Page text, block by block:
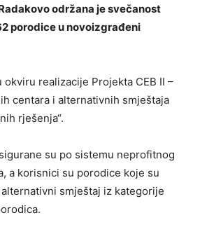
održana je svečanost
porodice u novoizgrađeni
okviru realizacije Projekta CEB II –
centara i alternativnih smještaja
rješenja“.
su po sistemu neprofitnog
a korisnici su porodice koje su
smještaj iz kategorije